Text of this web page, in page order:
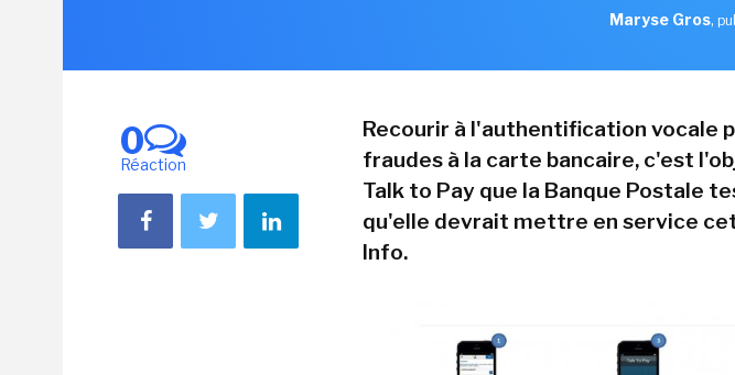
Maryse Gros,
0
Réaction
Recourir à l'authentification vocale
fraudes à la carte bancaire, c'est
Talk to Pay que la Banque Postale
qu'elle devrait mettre en service
Info.